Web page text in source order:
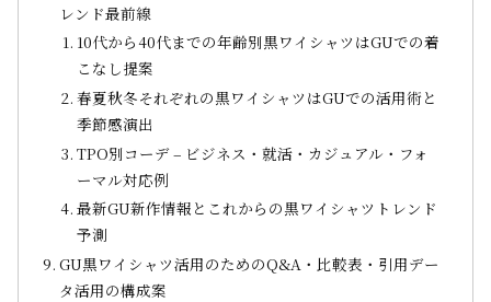
レンド最前線
10代から40代までの年齢別黒ワイシャツはGUでの着
こなし提案
春夏秋冬それぞれの黒ワイシャツはGUでの活用術と
季節感演出
TPO別コーデ – ビジネス・就活・カジュアル・フォ
ーマル対応例
最新GU新作情報とこれからの黒ワイシャツトレンド
予測
GU黒ワイシャツ活用のためのQ&A・比較表・引用デー
タ活用の構成案